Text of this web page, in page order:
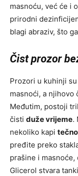
masnoću, već će i
prirodni
blagi abraziv, što
Čist prozor
Prozori u kuhinji
masnoći, a njihovo
Međutim, postoji
čisti duže vrijeme.
nekoliko kapi
pređite preko
prašine i
Glicerol stvara